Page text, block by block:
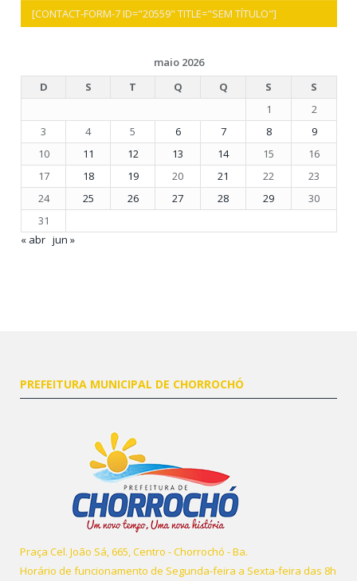
[CONTACT-FORM-7 ID="20559" TITLE="SEM TÍTULO"]
maio 2026
D
S T Q Q S
S
1
2
3
4 5 6 7 8
9
10
11 12 13 14 15
16
17
18 19 20 21 22
23
24
25 26 27 28 29
30
31
« abr jun »
PREFEITURA MUNICIPAL DE CHORROCHÓ
Praça Cel. João Sá, 665, Centro - Chorrochó - Ba.
Horário de funcionamento de Segunda-feira a Sexta-feira das 8h